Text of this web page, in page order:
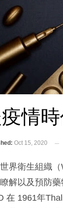
情
Oct 15, 2020
界衛生組織
解以及預防
在 1961年